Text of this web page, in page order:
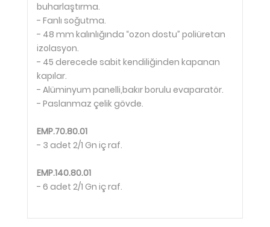
buharlaştırma.
- Fanlı soğutma.
- 48 mm kalınlığında “ozon dostu” poliüretan
izolasyon.
- 45 derecede sabit kendiliğinden kapanan
kapılar.
- Alüminyum panelli,bakır borulu evaparatör.
- Paslanmaz çelik gövde.
EMP.70.80.01
- 3 adet 2/1 Gn iç raf.
EMP.140.80.01
- 6 adet 2/1 Gn iç raf.